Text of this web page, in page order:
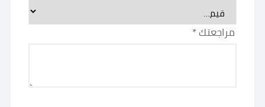
مراجعتك*